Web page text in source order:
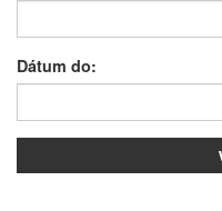
Dátum do: